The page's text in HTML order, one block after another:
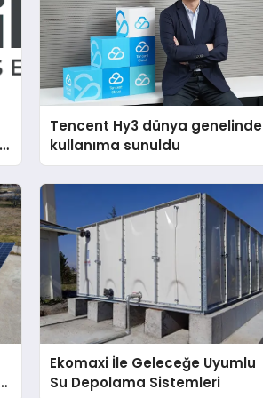
Tencent Hy3 dünya genelinde
kullanıma sunuldu
Ekomaxi İle Geleceğe Uyumlu
Su Depolama Sistemleri